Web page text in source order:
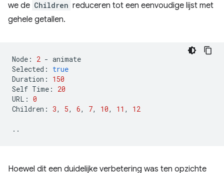
we de Children reduceren tot een eenvoudige lijst met
gehele getallen.
Node : 2 - animate
Selected :
true
Duration :
150
Self Time :
20
URL : 0
Children : 3, 5, 6, 7, 10, 11 , 12
..
Hoewel dit een duidelijke verbetering was ten opzichte